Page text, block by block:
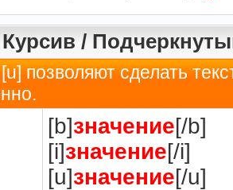
/
[u] позволяют сделать
[b]значение[/b]
[i]значение[/i]
[u]значение[/u]